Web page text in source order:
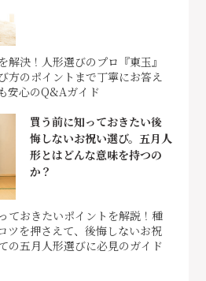
解決！人形選びのプロ『東玉』
方のポイントまで丁寧にお答え
安心のQ&Aガイド
買う前に知っておきたい後
悔しないお祝い選び。五月人
形とはどんな意味を持つの
か？
ておきたいポイントを解説！種
ツを押さえて、後悔しないお祝
の五月人形選びに必見のガイド